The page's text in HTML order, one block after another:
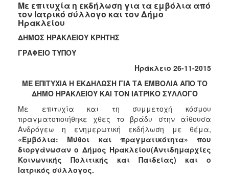
2022
2021
2020
2019
2017
2016
2015
2013
2012
2011
2010
Με επιτυχία η εκδήλωση για τα εμβόλια από
τον Ιατρικό σύλλογο και τον Δήμο
Ηρακλείου
ΔΗΜΟΣ ΗΡΑΚΛΕΙΟΥ ΚΡΗΤΗΣ
ΓΡΑΦΕΙΟ ΤΥΠΟΥ
Ηράκλειο 26-11-2015
ΜΕ ΕΠΙΤΥΧΙΑ Η ΕΚΔΗΛΩΣΗ ΓΙΑ ΤΑ ΕΜΒΟΛΙΑ ΑΠΟ ΤΟ
ΔΗΜΟ ΗΡΑΚΛΕΙΟΥ ΚΑΙ ΤΟΝ ΙΑΤΡΙΚΟ ΣΥΛΛΟΓΟ
Με επιτυχία και τη συμμετοχή κόσμου
πραγματοποιήθηκε χθες το βράδυ στην αίθουσα
Ανδρόγεω η ενημερωτική εκδήλωση με θέμα,
«Εμβόλια: Μύθοι και πραγματικότητα» που
διοργάνωσαν ο Δήμος Ηρακλείου(Αντιδημαρχίες
Κοινωνικής Πολιτικής και Παιδείας) και ο
Ιατρικός σύλλογος.